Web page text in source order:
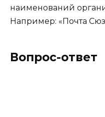
наименований
Например: «Почта
Вопрос-ответ